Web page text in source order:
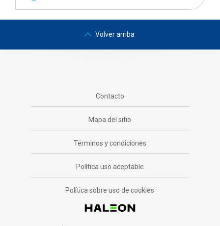
Volver arriba
Contacto
Mapa del sitio
Términos y condiciones
Política uso aceptable
Política sobre uso de cookies